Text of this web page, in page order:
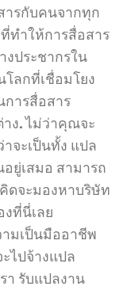
ารกับคนจากทุก
ทำให้การสื่อสาร
งประชากรใน
ลกที่เชื่อมโยง
ารสื่อสาร
ง. ไม่ว่าคุณจะ
จะเป็นทั้ง แปล
ยู่เสมอ สามารถ
ดจะมองหาบริษัท
ที่นี่เลย
มเป็นมืออาชีพ
ไปจ้างแปล
า รับแปลงาน